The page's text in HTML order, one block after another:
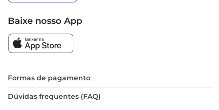
Baixe nosso App
Formas de pagamento
Dúvidas frequentes (FAQ)